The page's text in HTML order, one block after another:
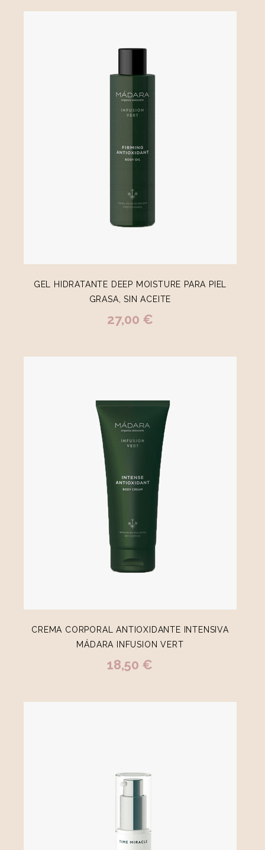
GEL HIDRATANTE DEEP MOISTURE PARA PIEL
GRASA, SIN ACEITE
27,00 €
CREMA CORPORAL ANTIOXIDANTE INTENSIVA
MÁDARA INFUSION VERT
18,50 €